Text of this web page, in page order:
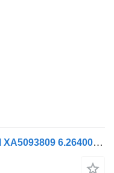
Pompe de direction assistée HPI XA5093809 6.26400 pour camion Renault XERAX